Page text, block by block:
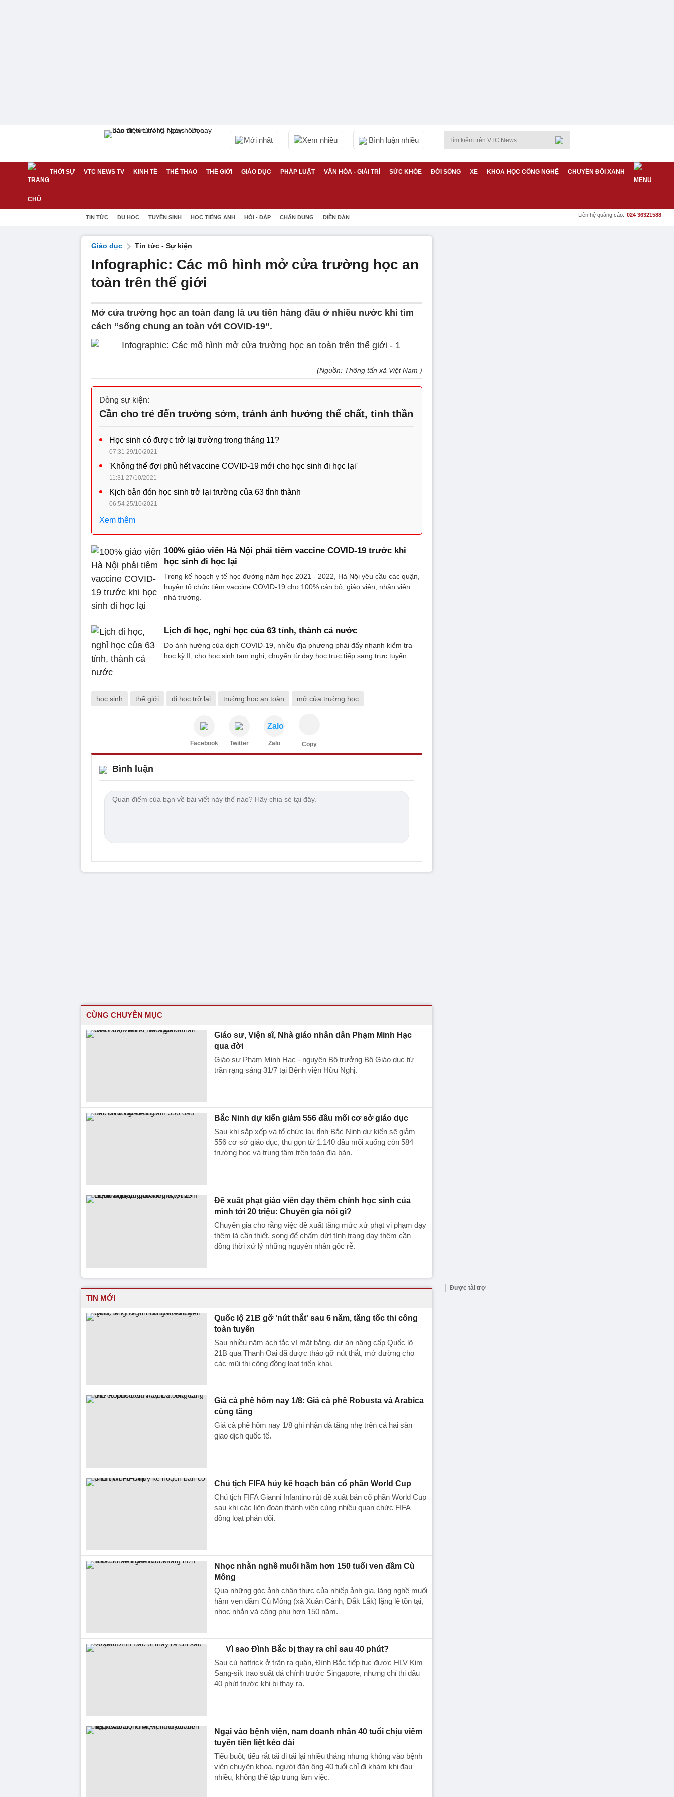
Mới nhất Xem nhiều Bình luận nhiều
THỜI SỰ VTC NEWS TV KINH TẾ THỂ THAO THẾ GIỚI GIÁO DỤC PHÁP LUẬT VĂN HÓA - GIẢI TRÍ SỨC KHỎE ĐỜI SỐNG XE KHOA HỌC CÔNG NGHỆ CHUYỂN ĐỔI XANH
TIN TỨC DU HỌC TUYỂN SINH HỌC TIẾNG ANH HỎI - ĐÁP CHÂN DUNG DIỄN ĐÀN Liên hệ quảng cáo: 024 36321588
Giáo dục Tin tức - Sự kiện
Infographic: Các mô hình mở cửa trường học an
toàn trên thế giới
Mở cửa trường học an toàn đang là ưu tiên hàng đầu ở nhiều nước khi tìm
cách “sống chung an toàn với COVID-19”.
(Nguồn: Thông tấn xã Việt Nam )
Dòng sự kiện:
Cần cho trẻ đến trường sớm, tránh ảnh hưởng thể chất, tinh thần
Học sinh có được trở lại trường trong tháng 11?
07:31 29/10/2021
'Không thể đợi phủ hết vaccine COVID-19 mới cho học sinh đi học lại'
11:31 27/10/2021
Kịch bản đón học sinh trở lại trường của 63 tỉnh thành
06:54 25/10/2021
Xem thêm
100% giáo viên Hà Nội phải tiêm vaccine COVID-19 trước khi
học sinh đi học lại
Trong kế hoạch y tế học đường năm học 2021 - 2022, Hà Nội yêu cầu các quận,
huyện tổ chức tiêm vaccine COVID-19 cho 100% cán bộ, giáo viên, nhân viên
nhà trường.
Lịch đi học, nghỉ học của 63 tỉnh, thành cả nước
Do ảnh hưởng của dịch COVID-19, nhiều địa phương phải đẩy nhanh kiểm tra
học kỳ II, cho học sinh tạm nghỉ, chuyển từ dạy học trực tiếp sang trực tuyến.
học sinh thế giới đi học trở lại trường học an toàn mở cửa trường học
Facebook Twitter
Zalo
Zalo Copy
Bình luận
CÙNG CHUYÊN MỤC
Giáo sư, Viện sĩ, Nhà giáo nhân dân Phạm Minh Hạc
qua đời
Giáo sư Phạm Minh Hạc - nguyên Bộ trưởng Bộ Giáo dục từ
trần rạng sáng 31/7 tại Bệnh viện Hữu Nghị.
Bắc Ninh dự kiến giảm 556 đầu mối cơ sở giáo dục
Sau khi sắp xếp và tổ chức lại, tỉnh Bắc Ninh dự kiến sẽ giảm
556 cơ sở giáo dục, thu gọn từ 1.140 đầu mối xuống còn 584
trường học và trung tâm trên toàn địa bàn.
Đề xuất phạt giáo viên dạy thêm chính học sinh của
mình tới 20 triệu: Chuyên gia nói gì?
Chuyên gia cho rằng việc đề xuất tăng mức xử phạt vi phạm dạy
thêm là cần thiết, song để chấm dứt tình trạng dạy thêm cần
đồng thời xử lý những nguyên nhân gốc rễ.
TIN MỚI
Quốc lộ 21B gỡ 'nút thắt' sau 6 năm, tăng tốc thi công
toàn tuyến
Sau nhiều năm ách tắc vì mặt bằng, dự án nâng cấp Quốc lộ
21B qua Thanh Oai đã được tháo gỡ nút thắt, mở đường cho
các mũi thi công đồng loạt triển khai.
Giá cà phê hôm nay 1/8: Giá cà phê Robusta và Arabica
cùng tăng
Giá cà phê hôm nay 1/8 ghi nhận đà tăng nhẹ trên cả hai sàn
giao dịch quốc tế.
Chủ tịch FIFA hủy kế hoạch bán cổ phần World Cup
Chủ tịch FIFA Gianni Infantino rút đề xuất bán cổ phần World Cup
sau khi các liên đoàn thành viên cùng nhiều quan chức FIFA
đồng loạt phản đối.
Nhọc nhằn nghề muối hầm hơn 150 tuổi ven đầm Cù
Mông
Qua những góc ảnh chân thực của nhiếp ảnh gia, làng nghề muối
hầm ven đầm Cù Mông (xã Xuân Cảnh, Đắk Lắk) lặng lẽ tồn tại,
nhọc nhằn và công phu hơn 150 năm.
Vì sao Đình Bắc bị thay ra chỉ sau 40 phút?
Sau cú hattrick ở trận ra quân, Đình Bắc tiếp tục được HLV Kim
Sang-sik trao suất đá chính trước Singapore, nhưng chỉ thi đấu
40 phút trước khi bị thay ra.
Ngại vào bệnh viện, nam doanh nhân 40 tuổi chịu viêm
tuyến tiền liệt kéo dài
Tiểu buốt, tiểu rắt tái đi tái lại nhiều tháng nhưng không vào bệnh
viện chuyên khoa, người đàn ông 40 tuổi chỉ đi khám khi đau
nhiều, không thể tập trung làm việc.
Được tài trợ